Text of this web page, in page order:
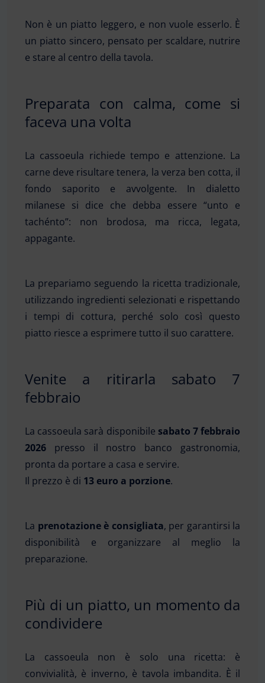
Non è un piatto leggero, e non vuole esserlo. È
un piatto sincero, pensato per scaldare, nutrire
e stare al centro della tavola.
Preparata con calma, come si
faceva una volta
La cassoeula richiede tempo e attenzione. La
carne deve risultare tenera, la verza ben cotta, il
fondo saporito e avvolgente. In dialetto
milanese si dice che debba essere “unto e
tachénto”: non brodosa, ma ricca, legata,
appagante.
La prepariamo seguendo la ricetta tradizionale,
utilizzando ingredienti selezionati e rispettando
i tempi di cottura, perché solo così questo
piatto riesce a esprimere tutto il suo carattere.
Venite a ritirarla sabato 7
febbraio
La cassoeula sarà disponibile sabato 7 febbraio
2026 presso il nostro banco gastronomia,
pronta da portare a casa e servire.
Il prezzo è di 13 euro a porzione.
La prenotazione è consigliata, per garantirsi la
disponibilità e organizzare al meglio la
preparazione.
Più di un piatto, un momento da
condividere
La cassoeula non è solo una ricetta: è
convivialità, è inverno, è tavola imbandita. È il